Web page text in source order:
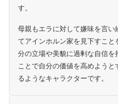
す。
母親もエラに対して嫌味を言い
てアインホルン家を見下すこと
分の立場や美貌に過剰な自信を
ことで自分の価値を高めよう
るようなキャラクターです。